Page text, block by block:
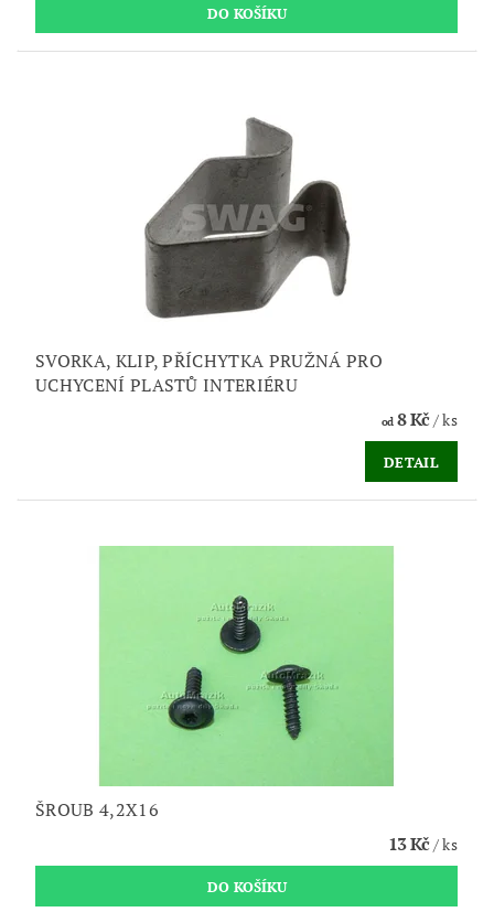
SVORKA, KLIP, PŘÍCHYTKA PRUŽNÁ PRO
UCHYCENÍ PLASTŮ INTERIÉRU
od8 Kč/ ks
DETAIL
ŠROUB 4,2X16
13 Kč/ ks